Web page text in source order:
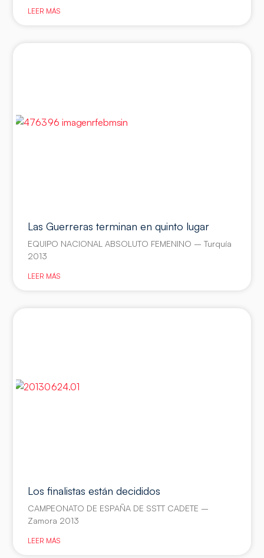
LEER MÁS
Las Guerreras terminan en quinto lugar
EQUIPO NACIONAL ABSOLUTO FEMENINO – Turquía
2013
LEER MÁS
Los finalistas están decididos
CAMPEONATO DE ESPAÑA DE SSTT CADETE –
Zamora 2013
LEER MÁS